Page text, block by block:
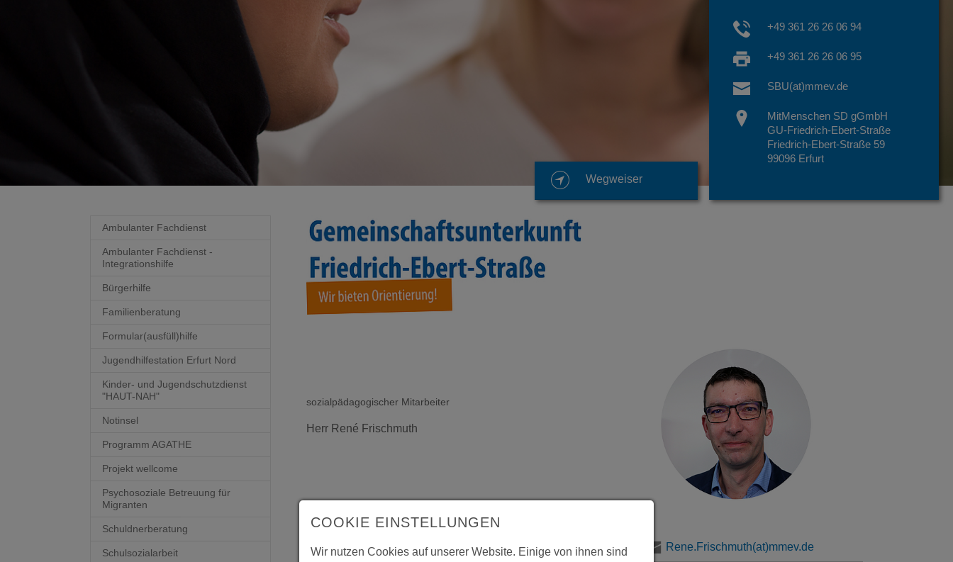
Wegweiser
+49 361 26 26 06 94
+49 361 26 26 06 95
SBU(at)mmev.de
MitMenschen SD gGmbH
GU-Friedrich-Ebert-Straße
Friedrich-Ebert-Straße 59
99096 Erfurt
sozialpädagogischer Mitarbeiter
Herr René Frischmuth
+49 176 15 40 30 02 +49 361 26 26 06 95 Rene.Frischmuth(at)mmev.de
Ambulanter Fachdienst
Ambulanter Fachdienst -
Integrationshilfe
Bürgerhilfe
Familienberatung
Formular(ausfüll)hilfe
Jugendhilfestation Erfurt Nord
Kinder- und Jugendschutzdienst
"HAUT-NAH"
Notinsel
Programm AGATHE
Projekt wellcome
Psychosoziale Betreuung für
Migranten
Schuldnerberatung
Schulsozialarbeit
COOKIE EINSTELLUNGEN
Wir nutzen Cookies auf unserer Website. Einige von ihnen sind